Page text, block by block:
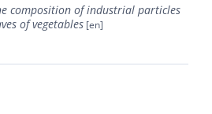
composition of industrial particles
of vegetables